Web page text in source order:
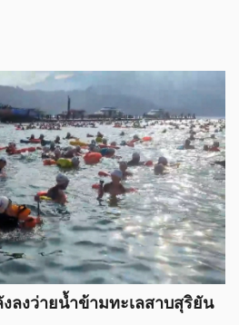
ลงว่ายน้ำข้ามทะเลสาบสุริยัน